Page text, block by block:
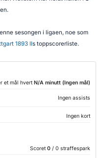
sesongen i ligaen, noe som
1893 IIs toppscorerliste.
et mål hvertN/A minutt (Ingen mål)
Ingen assists
Ingen kort
Scoret 0 / 0 straffespark